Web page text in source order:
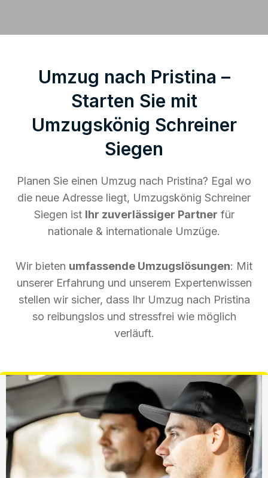
Umzug nach Pristina –
Starten Sie mit
Umzugskönig Schreiner
Siegen
Planen Sie einen Umzug nach Pristina? Egal wo
die neue Adresse liegt, Umzugskönig Schreiner
Siegen ist Ihr zuverlässiger Partner für
nationale & internationale Umzüge.
Wir bieten umfassende Umzugslösungen: Mit
unserer Erfahrung und unserem Expertenwissen
stellen wir sicher, dass Ihr Umzug nach Pristina
so reibungslos und stressfrei wie möglich
verläuft.